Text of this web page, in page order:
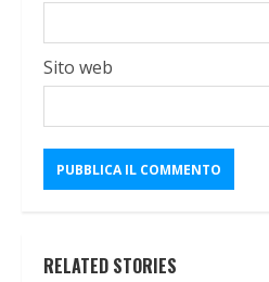
Sito web
RELATED STORIES